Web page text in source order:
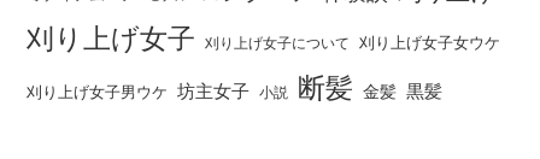
刈り上げ女子 刈り上げ女子について 刈り上げ女子女ウケ
刈り上げ女子男ウケ 坊主女子 小説 断髪 金髪 黒髪